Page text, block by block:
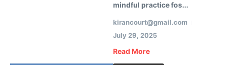
mindful practice fos...
kirancourt@gmail.com
July 29, 2025
Read More